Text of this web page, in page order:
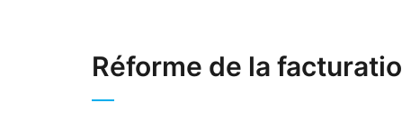
Réforme de la